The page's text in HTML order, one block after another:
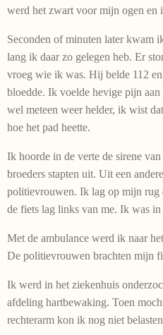
werd het zwart voor mijn ogen en
Seconden of minuten later kwam
lang ik daar zo gelegen heb. Er
vroeg wie ik was. Hij belde 112
bloedde. Ik voelde hevige pijn
wel meteen weer helder, ik wist
hoe het pad heette.
Ik hoorde in de verte de sirene
broeders stapten uit. Uit een
politievrouwen. Ik lag op mijn rug
de fiets lag links van me. Ik was in
Met de ambulance werd ik naar
De politievrouwen brachten mijn
Ik werd in het ziekenhuis
afdeling hartbewaking. Toen
rechterarm kon ik nog niet